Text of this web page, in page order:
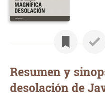
Resumen y
desolación de